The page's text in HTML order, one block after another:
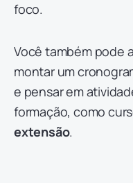
foco.
Você também pode
montar um
e pensar em
formação, como
extensão.